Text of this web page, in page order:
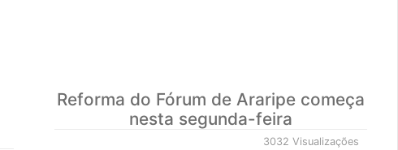
Reforma do Fórum de Araripe começa
nesta segunda-feira
3032 Visualizações